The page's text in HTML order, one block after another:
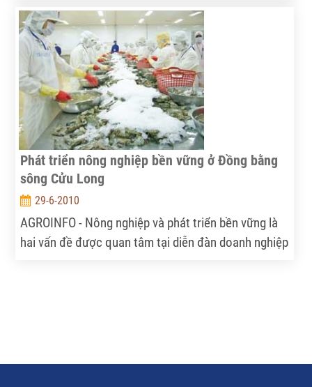
nông nghiệp và phát triển nông thôn.
Phát triển nông nghiệp bền vững ở Đồng bằng
sông Cửu Long
29-6-2010
AGROINFO - Nông nghiệp và phát triển bền vững là
hai vấn đề được quan tâm tại diễn đàn doanh nghiệp